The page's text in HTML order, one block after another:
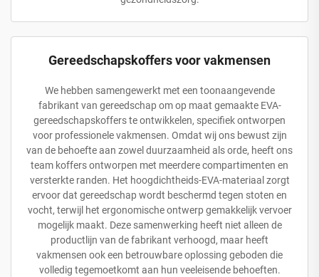
Gereedschapskoffers voor vakmensen
We hebben samengewerkt met een toonaangevende
fabrikant van gereedschap om op maat gemaakte EVA-
gereedschapskoffers te ontwikkelen, specifiek ontworpen
voor professionele vakmensen. Omdat wij ons bewust zijn
van de behoefte aan zowel duurzaamheid als orde, heeft ons
team koffers ontworpen met meerdere compartimenten en
versterkte randen. Het hoogdichtheids-EVA-materiaal zorgt
ervoor dat gereedschap wordt beschermd tegen stoten en
vocht, terwijl het ergonomische ontwerp gemakkelijk vervoer
mogelijk maakt. Deze samenwerking heeft niet alleen de
productlijn van de fabrikant verhoogd, maar heeft
vakmensen ook een betrouwbare oplossing geboden die
volledig tegemoetkomt aan hun veeleisende behoeften.